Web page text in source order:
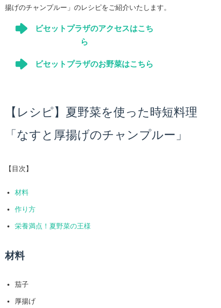
揚げのチャンプルー」のレシピをご紹介いたします。
ビセットプラザのアクセスはこち
ら
ビセットプラザのお野菜はこちら
【レシピ】夏野菜を使った時短料理
「なすと厚揚げのチャンプルー」
【目次】
材料
作り方
栄養満点！夏野菜の王様
材料
茄子
厚揚げ